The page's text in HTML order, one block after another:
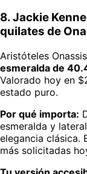
8. Jackie
quilates de
Aristóteles
esmeralda de
Valorado hoy en
estado puro.
Por qué importa:
esmeralda y
elegancia clásica.
más solicitadas